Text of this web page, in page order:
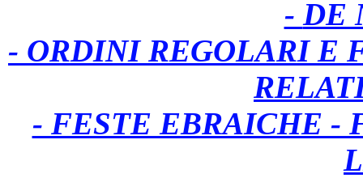
- DE
- ORDINI REGOLARI E
- FESTE EBRAICHE -